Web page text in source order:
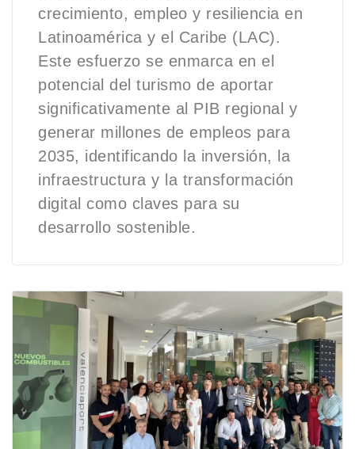
crecimiento, empleo y resiliencia en
Latinoamérica y el Caribe (LAC).
Este esfuerzo se enmarca en el
potencial del turismo de aportar
significativamente al PIB regional y
generar millones de empleos para
2035, identificando la inversión, la
infraestructura y la transformación
digital como claves para su
desarrollo sostenible.